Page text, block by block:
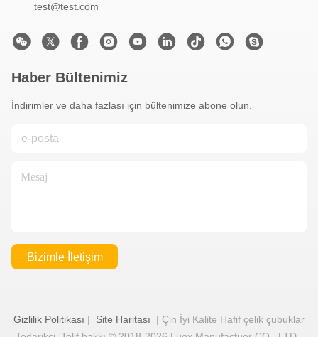
test@test.com
Haber Bültenimiz
İndirimler ve daha fazlası için bültenimize abone olun.
Bizimle İletişim
Gizlilik Politikası | Site Haritası | Çin İyi Kalite Hafif çelik çubuklar